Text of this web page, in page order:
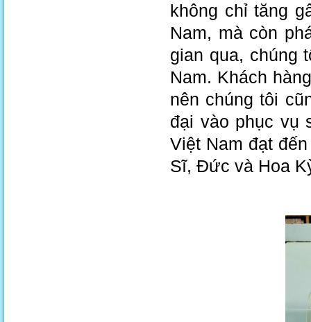
không chỉ tăng
Nam, mà còn
gian qua, chúng
Nam. Khách
nên chúng tôi
đại vào phục vụ
Việt Nam đạt
Sĩ, Đức và Hoa